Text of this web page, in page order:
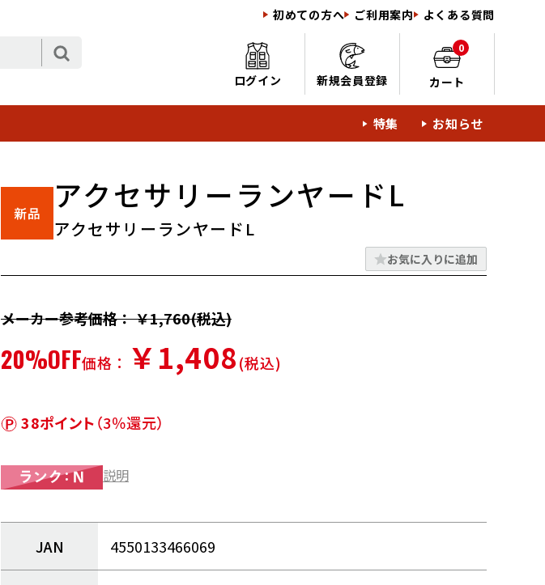
初めての方へ ご利用案内 よくある質問
ログイン 新規会員登録
0
カート
特集 お知らせ
アクセサリーランヤードL
アクセサリーランヤードL
お気に入りに追加
メーカー参考価格： ￥1,760(税込)
20%OFF価格： ￥1,408(税込)
38ポイント（3％還元）
説明
JAN 4550133466069